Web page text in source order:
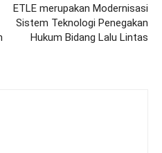
ETLE merupakan Modernisasi
Sistem Teknologi Penegakan
Hukum Bidang Lalu Lintas